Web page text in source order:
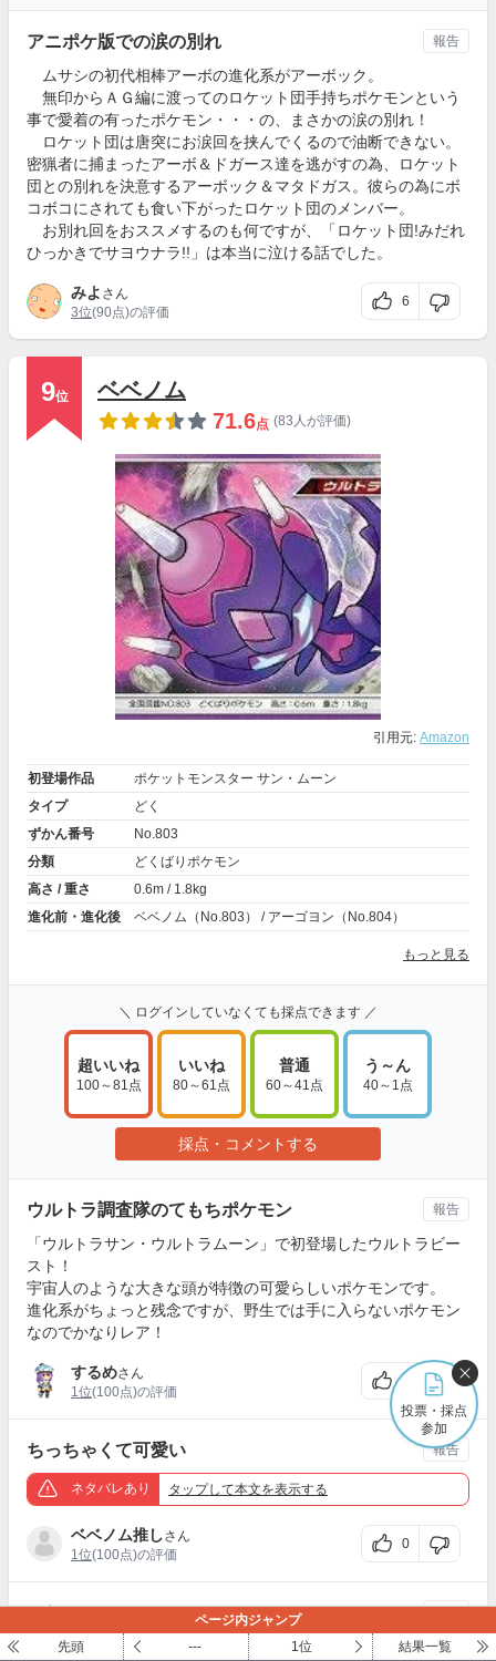
アニポケ版での涙の別れ
ムサシの初代相棒アーボの進化系がアーボック。
無印からＡＧ編に渡ってのロケット団手持ちポケモンという
事で愛着の有ったポケモン・・・の、まさかの涙の別れ！
ロケット団は唐突にお涙回を挟んでくるので油断できない。
密猟者に捕まったアーボ＆ドガース達を逃がすの為、ロケット
団との別れを決意するアーボック＆マタドガス。彼らの為にボ
コボコにされても食い下がったロケット団のメンバー。
お別れ回をおススメするのも何ですが、「ロケット団!みだれ
ひっかきでサヨウナラ!!」は本当に泣ける話でした。
みよ さん
3位(90点)の評価
6
報告
9位
ベベノム
71.6点 (83人が評価)
引用元: Amazon
初登場作品
ポケットモンスター サン・ムーン
タイプ
どく
ずかん番号
No.803
分類
どくばりポケモン
高さ / 重さ
0.6m / 1.8kg
進化前・進化後
ベベノム（No.803） / アーゴヨン（No.804）
もっと見る
＼ ログインしていなくても採点できます ／
超いいね
100～81点
いいね
80～61点
普通
60～41点
う～ん
40～1点
採点・コメントする
ウルトラ調査隊のてもちポケモン
「ウルトラサン・ウルトラムーン」で初登場したウルトラビー
スト！
宇宙人のような大きな頭が特徴の可愛らしいポケモンです。
進化系がちょっと残念ですが、野生では手に入らないポケモン
なのでかなりレア！
するめさん
1位(100点)の評価
1
報告
ちっちゃくて可愛い
ネタバレあり タップして本文を表示する
ベベノム推しさん
1位(100点)の評価
0
報告
かわい〜
ちっちゃい体と毒針が好き！
投票・採点
参加
ページ内ジャンプ
先頭
--- 1位 結果一覧